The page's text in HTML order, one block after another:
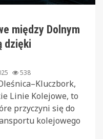
między Dolnym
dzięki
538
Linie Kolejowe, to
przyczyni się do
kolejowego